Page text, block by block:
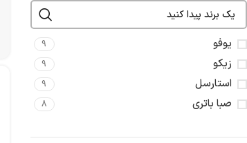
یوفو 9
زیکو 9
استارسل 9
صبا باتری 8